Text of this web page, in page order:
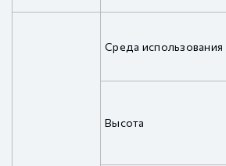
Среда использования
Высота